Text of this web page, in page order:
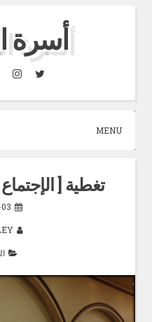
أسرة
Twitter
MENU
تغطية [